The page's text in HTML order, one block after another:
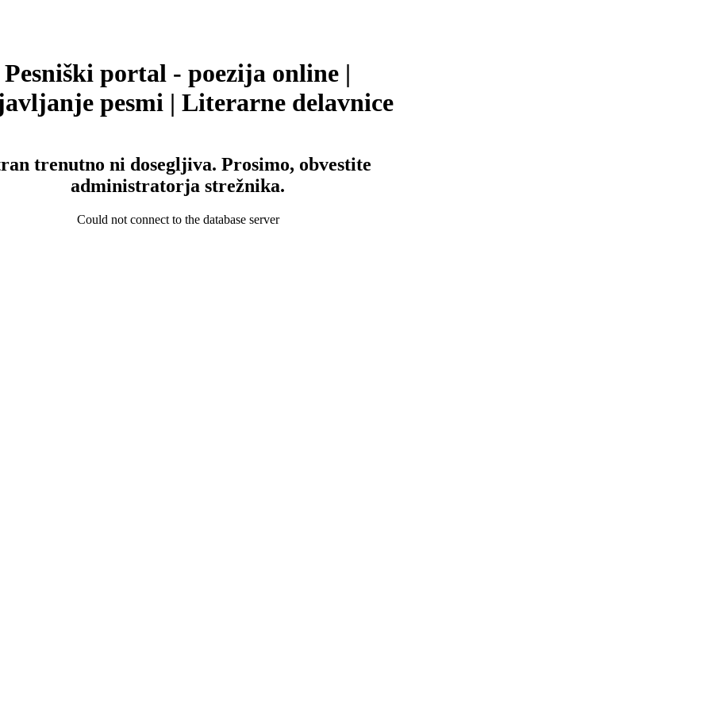
Pesniški portal - poezija online |
pesmi | Literarne delavnice
trenutno ni dosegljiva. Prosimo, obvestite
administratorja strežnika.
Could not connect to the database server